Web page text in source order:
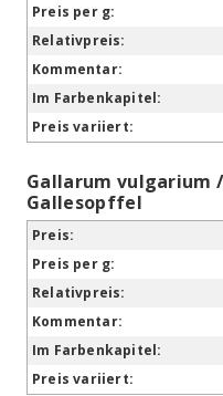
Gallarum vulgarium
Gallesopffel